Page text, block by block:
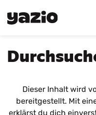
Dieser Inhalt wird
bereitgestellt. Mit
erklärst du dich